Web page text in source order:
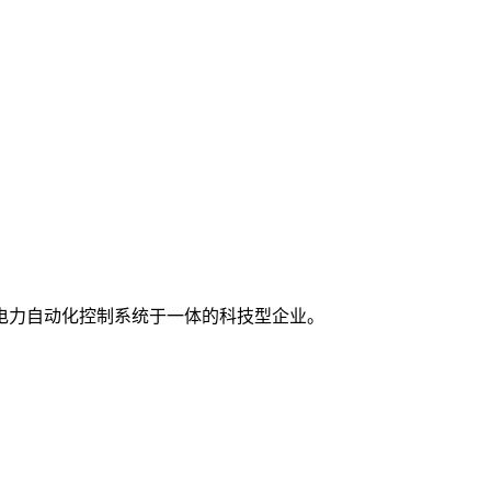
自动化控制系统于一体的科技型企业。